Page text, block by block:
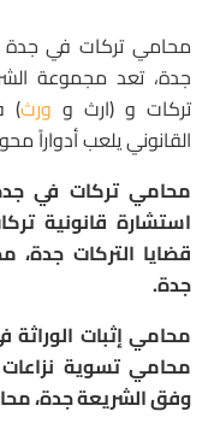
جدة، تعد مجموعة
تركات و (ارث و ورث)
القانوني يلعب أدواراً
محامي تركات في
استشارة قانونية
قضايا التركات
جدة.
محامي إثبات
محامي تسوية نزاعات
وفق الشريعة جدة،